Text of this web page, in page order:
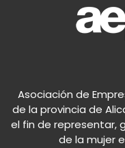
Asociación de
de la provincia de
el fin de representar,
de la mujer